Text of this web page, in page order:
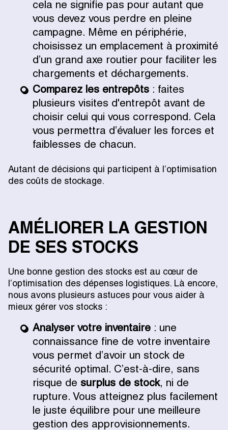
cela ne signifie pas pour autant que
vous devez vous perdre en pleine
campagne. Même en périphérie,
choisissez un emplacement à proximité
d’un grand axe routier pour faciliter les
chargements et déchargements.
Comparez les entrepôts : faites
plusieurs visites d'entrepôt avant de
choisir celui qui vous correspond. Cela
vous permettra d’évaluer les forces et
faiblesses de chacun.
Autant de décisions qui participent à l’optimisation
des coûts de stockage.
AMÉLIORER LA GESTION
DE SES STOCKS
Une bonne gestion des stocks est au cœur de
l’optimisation des dépenses logistiques. Là encore,
nous avons plusieurs astuces pour vous aider à
mieux gérer vos stocks :
Analyser votre inventaire : une
connaissance fine de votre inventaire
vous permet d’avoir un stock de
sécurité optimal. C’est-à-dire, sans
risque de surplus de stock, ni de
rupture. Vous atteignez plus facilement
le juste équilibre pour une meilleure
gestion des approvisionnements.